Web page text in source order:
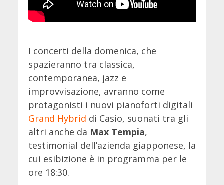
I concerti della domenica, che
spazieranno tra classica,
contemporanea, jazz e
improvvisazione, avranno come
protagonisti i nuovi pianoforti digitali
Grand Hybrid di Casio, suonati tra gli
altri anche da Max Tempia,
testimonial dell’azienda giapponese, la
cui esibizione è in programma per le
ore 18:30.